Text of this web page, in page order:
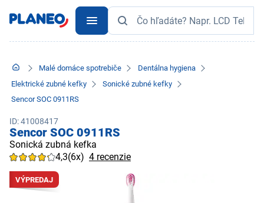
Malé domáce spotrebiče
Dentálna hygiena
Elektrické zubné kefky
Sonické zubné kefky
Sencor SOC 0911RS
ID: 41008417
Sencor SOC 0911RS
Sonická zubná kefka
4,3(6x) 4 recenzie
VÝPREDAJ